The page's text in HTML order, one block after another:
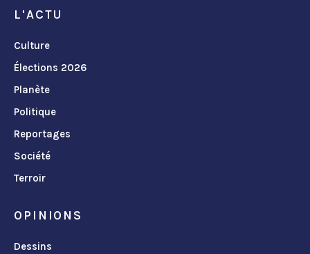
L'ACTU
Culture
Élections 2026
Planète
Politique
Reportages
Société
Terroir
OPINIONS
Dessins